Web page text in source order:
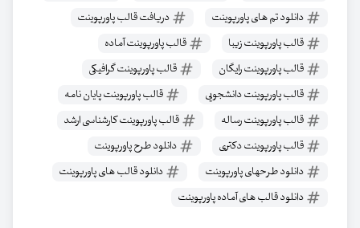
دانلود تم های پاورپوینت
دریافت قالب پاورپوینت
قالب پاورپوینت زیبا
قالب پاورپوینت آماده
قالب پاورپوینت رایگان
قالب پاورپوینت گرافیکی
قالب پاورپوینت دانشجویی
قالب پاورپوینت پایان نامه
قالب پاورپوینت رساله
قالب پاورپوینت کارشناسی ارشد
قالب پاورپوینت دکتری
دانلود طرح پاورپوینت
دانلود طرحهای پاورپوینت
دانلود قالب های پاورپوینت
دانلود قالب های آماده پاورپوینت